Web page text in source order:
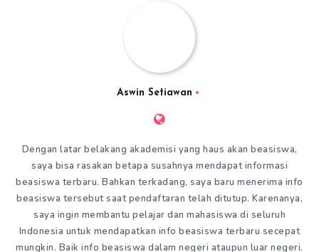
Aswin Setiawan
Dengan latar belakang akademisi yang haus akan beasiswa,
saya bisa rasakan betapa susahnya mendapat informasi
beasiswa terbaru. Bahkan terkadang, saya baru menerima info
beasiswa tersebut saat pendaftaran telah ditutup. Karenanya,
saya ingin membantu pelajar dan mahasiswa di seluruh
Indonesia untuk mendapatkan info beasiswa terbaru secepat
mungkin. Baik info beasiswa dalam negeri ataupun luar negeri.